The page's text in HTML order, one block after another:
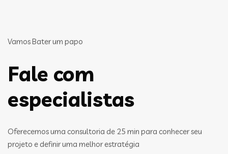
Vamos Bater um papo
Fale com
especialistas
Oferecemos uma consultoria de 25 min para conhecer seu
projeto e definir uma melhor estratégia